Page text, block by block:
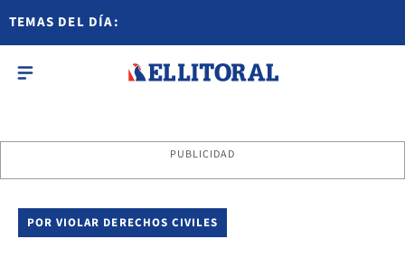
TEMAS DEL DÍA:
PUBLICIDAD
POR VIOLAR DERECHOS CIVILES